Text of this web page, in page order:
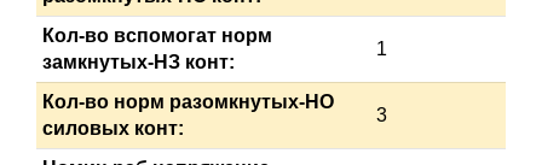
Кол-во вспомогат норм
замкнутых-НЗ конт:
1
Кол-во норм разомкнутых-НО
силовых конт:
3